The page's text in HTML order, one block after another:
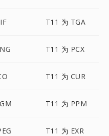
T11 为 TGA
T11 为 PCX
T11 为 CUR
T11 为 PPM
T11 为 EXR